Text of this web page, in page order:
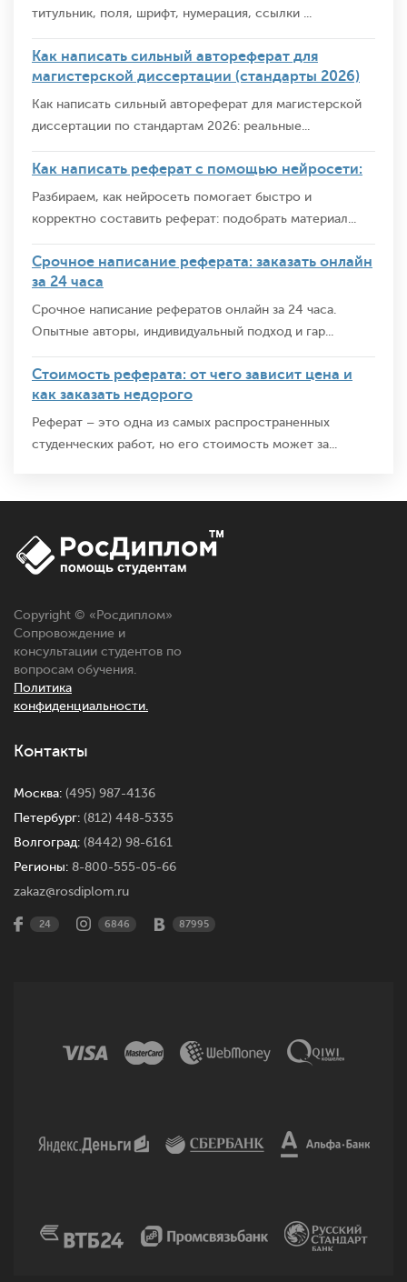
титульник, поля, шрифт, нумерация, ссылки ...
Как написать сильный автореферат для
магистерской диссертации (стандарты 2026)
Как написать сильный автореферат для магистерской
диссертации по стандартам 2026: реальные...
Как написать реферат с помощью нейросети:
Разбираем, как нейросеть помогает быстро и
корректно составить реферат: подобрать материал...
Срочное написание реферата: заказать онлайн
за 24 часа
Срочное написание рефератов онлайн за 24 часа.
Опытные авторы, индивидуальный подход и гар...
Стоимость реферата: от чего зависит цена и
как заказать недорого
Реферат – это одна из самых распространенных
студенческих работ, но его стоимость может за...
Copyright © « Росдиплом»
Сопровождение и
консультации студентов по
вопросам обучения.
Политика
конфиденциальности.
Контакты
Москва: (495) 987-4136
Петербург: (812) 448-5335
Волгоград: (8442) 98-6161
Регионы: 8-800-555-05-66
zakaz@rosdiplom.ru
24 6846 87995